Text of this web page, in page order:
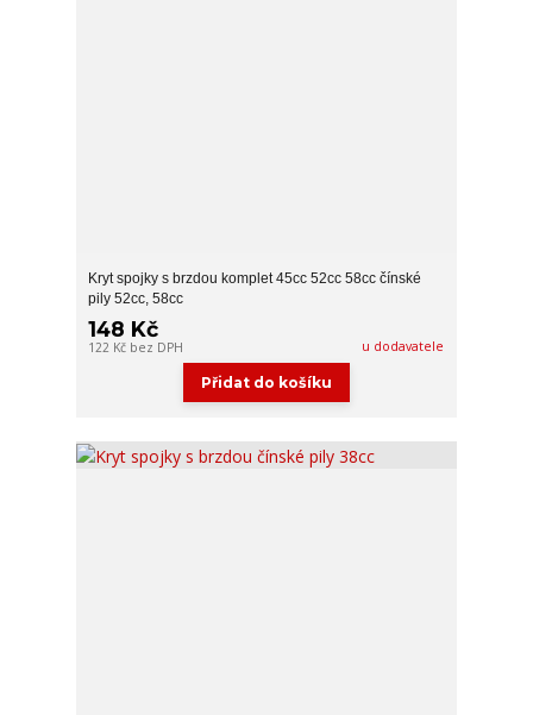
Kryt spojky s brzdou komplet 45cc 52cc 58cc čínské
pily 52cc, 58cc
148 Kč
122 Kč bez DPH u dodavatele
Přidat do košíku